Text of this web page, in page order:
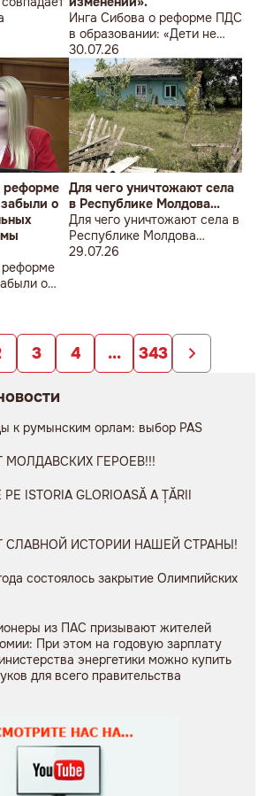
Инга Сибова о реформе ПДС
в образовании: «Дети не
должны становиться
заложниками
непродуманных изменений».
30.07.26
реформе
о
о
Для чего уничтожают села
в Республике Молдова…
Для чего уничтожают села в
Республике Молдова…
29.07.26
3 4 ... 343
к румынским орлам: выбор PAS
МОЛДАВСКИХ ГЕРОЕВ!!!
ISTORIA GLORIOASĂ A ȚĂRII
СЛАВНОЙ ИСТОРИИ НАШЕЙ СТРАНЫ!
состоялось закрытие Олимпийских
из ПАС призывают жителей
При этом на годовую зарплату
энергетики можно купить
для всего правительства